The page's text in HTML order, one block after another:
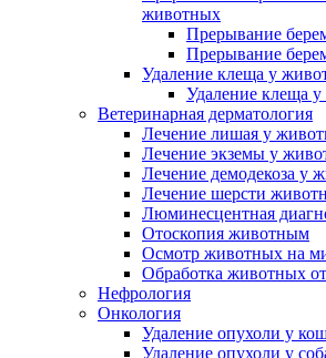
животных
Прерывание
Прерывание
Удаление клеща у
Удаление клеща у
Ветеринарная дерматология
Лечение лишая у
Лечение экземы у
Лечение демодекоза у
Лечение шерсти
Люминесцентная
Отоскопия животным
Осмотр животных на
Обработка животных от
Нефрология
Онкология
Удаление опухоли у
Удаление опухоли у